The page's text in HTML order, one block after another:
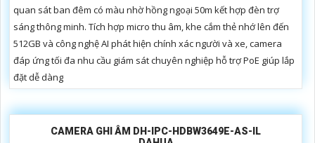
quan sát ban đêm có màu nhờ hồng ngoại 50m kết hợp đèn trợ
sáng thông minh. Tích hợp micro thu âm, khe cắm thẻ nhớ lên đến
512GB và công nghệ AI phát hiện chính xác người và xe, camera
đáp ứng tối đa nhu cầu giám sát chuyên nghiệp hỗ trợ PoE giúp lắp
đặt dễ dàng
CAMERA GHI ÂM DH-IPC-HDBW3649E-AS-IL